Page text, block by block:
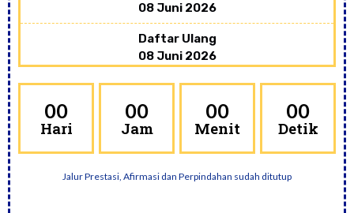
08 Juni 2026
Daftar Ulang
08 Juni 2026
00
Hari
00
Jam
00
Menit
00
Detik
Jalur Prestasi, Afirmasi dan Perpindahan sudah ditutup